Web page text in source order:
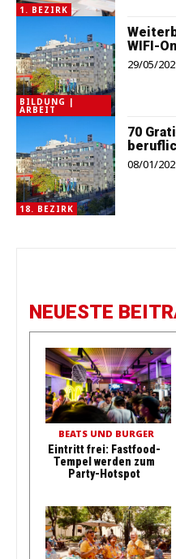
1. BEZIRK
BILDUNG |
ARBEIT
WIFI-
29/05/
18. BEZIRK
70
08/01/
NEUESTE
BEATS UND BURGER
Eintritt frei: Fastfood-
Tempel werden zum
Party-Hotspot